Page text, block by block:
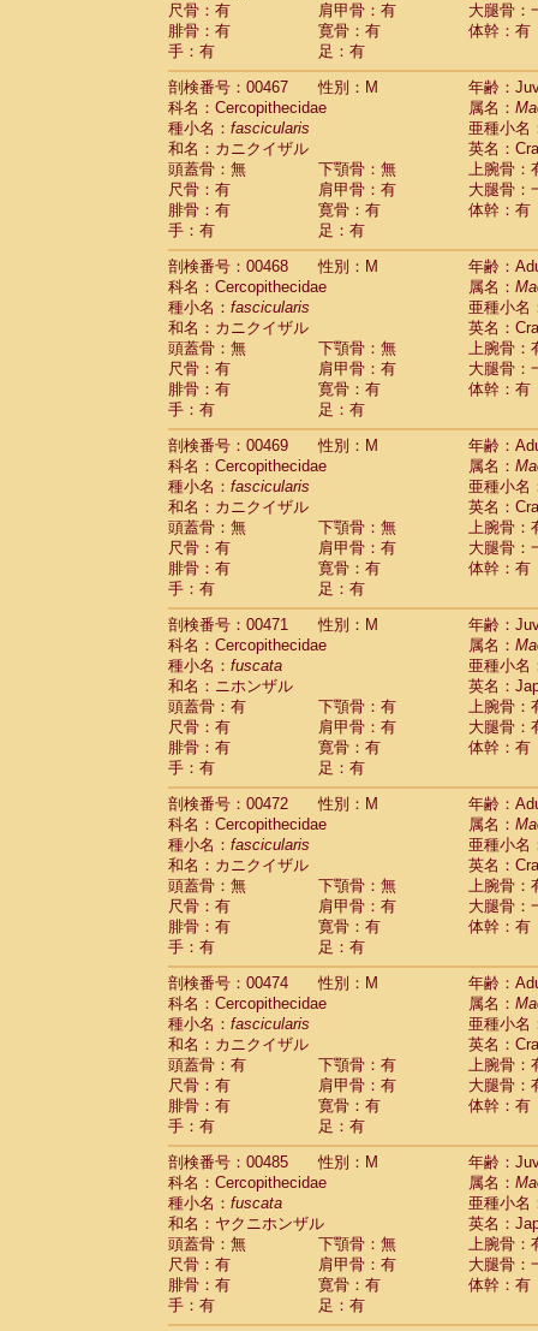
尺骨：有
肩甲骨：有
大腿骨：
腓骨：有
寛骨：有
体幹：有
手：有
足：有
剖検番号：00467
性別：M
年齢：
科名：Cercopithecidae
属名：
種小名： fascicularis
亜種小名
和名：カニクイザル
英名：
頭蓋骨：無
下顎骨：無
上腕骨：
尺骨：有
肩甲骨：有
大腿骨：
腓骨：有
寛骨：有
体幹：有
手：有
足：有
剖検番号：00468
性別：M
年齢：
科名：Cercopithecidae
属名：
種小名： fascicularis
亜種小名
和名：カニクイザル
英名：
頭蓋骨：無
下顎骨：無
上腕骨：
尺骨：有
肩甲骨：有
大腿骨：
腓骨：有
寛骨：有
体幹：有
手：有
足：有
剖検番号：00469
性別：M
年齢：
科名：Cercopithecidae
属名：
種小名： fascicularis
亜種小名
和名：カニクイザル
英名：
頭蓋骨：無
下顎骨：無
上腕骨：
尺骨：有
肩甲骨：有
大腿骨：
腓骨：有
寛骨：有
体幹：有
手：有
足：有
剖検番号：00471
性別：M
年齢：
科名：Cercopithecidae
属名：
種小名： fuscata
亜種小名
和名：ニホンザル
英名：
頭蓋骨：有
下顎骨：有
上腕骨：
尺骨：有
肩甲骨：有
大腿骨：
腓骨：有
寛骨：有
体幹：有
手：有
足：有
剖検番号：00472
性別：M
年齢：
科名：Cercopithecidae
属名：
種小名： fascicularis
亜種小名
和名：カニクイザル
英名：
頭蓋骨：無
下顎骨：無
上腕骨：
尺骨：有
肩甲骨：有
大腿骨：
腓骨：有
寛骨：有
体幹：有
手：有
足：有
剖検番号：00474
性別：M
年齢：
科名：Cercopithecidae
属名：
種小名： fascicularis
亜種小名
和名：カニクイザル
英名：
頭蓋骨：有
下顎骨：有
上腕骨：
尺骨：有
肩甲骨：有
大腿骨：
腓骨：有
寛骨：有
体幹：有
手：有
足：有
剖検番号：00485
性別：M
年齢：
科名：Cercopithecidae
属名：
種小名： fuscata
亜種小名
和名：ヤクニホンザル
英名：
頭蓋骨：無
下顎骨：無
上腕骨：
尺骨：有
肩甲骨：有
大腿骨：
腓骨：有
寛骨：有
体幹：有
手：有
足：有